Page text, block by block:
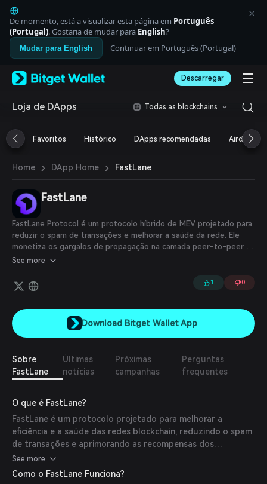
English
日本語
Tiếng Việt
Русский
Español (Latinoamérica)
Italiano
Deutsch
繁體中文
Português (Portugal)
ภาษาไทย
العربية
Español
Português (Brasil)
Español (Argentina)
De momento, está a visualizar esta página em Português
(Portugal). Gostaria de mudar para English?
Mudar para English Continuar em Português (Portugal)
Descarregar
Loja de DApps Todas as blockchains
Favoritos Histórico DApps recomendadas Airdrop
Home › DApp Home › FastLane
FastLane
FastLane Protocol é um protocolo híbrido de MEV projetado para
reduzir o spam de transações e melhorar a saúde da rede. Ele
monetiza os gargalos de propagação na camada peer-to-peer da
blockchain Polygon e distribui os lucros aos validadores
See more
1 0
Download Bitget Wallet App
Sobre
FastLane
Últimas
notícias
Próximas
campanhas
Perguntas
frequentes
O que é FastLane?
FastLane é um protocolo projetado para melhorar a
eficiência e a saúde das redes blockchain, reduzindo o spam
de transações e aprimorando as recompensas dos
validadores. Inicialmente implementado na rede Polygon, ele
fornece um sistema de leilão que permite aos validadores
See more
Como o FastLane Funciona?